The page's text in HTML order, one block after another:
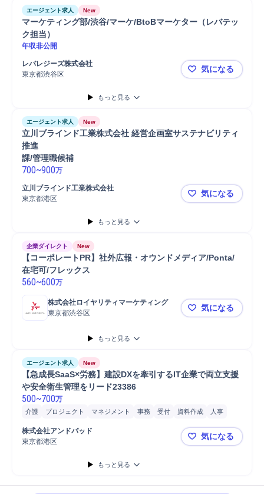
制作ディレクション
エージェント求人 New
マーケティング部/渋谷/マーケ/BtoBマーケター（レバテッ
ク担当）
年収非公開
レバレジーズ株式会社
東京都渋谷区
マーケティ
気になる
もっと見る
エージェント求人 New
立川ブラインド工業株式会社 経営企画室サステナビリティ
推進
課/管理職候補
700~900万
立川ブラインド工業株式会社
東京都港区
立川ブライ
気になる
もっと見る
企業ダイレクト New
【コーポレートPR】社外広報・オウンドメディア/Ponta/
在宅可/フレックス
560~600万
株式会社ロイヤリティマーケティング
東京都渋谷区
【コーポレ
気になる
もっと見る
エージェント求人 New
【急成長SaaS×労務】建設DXを牽引するIT企業で両立支援
や安全衛生管理をリード23386
500~700万
介護 プロジェクト マネジメント 事務 受付 資料作成
人事
衛生管理
レポーティング
ANDPAD 分析
書類作成
株式会社アンドパッド
東京都港区
【急成長
気になる
もっと見る